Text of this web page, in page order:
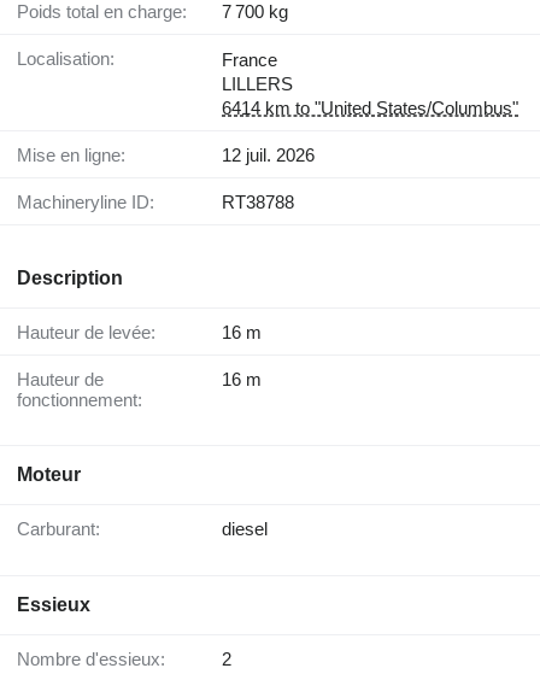
Poids total en charge: 7 700 kg
Localisation:
France
LILLERS
6414 km to "United States/Columbus"
Mise en ligne: 12 juil. 2026
Machineryline ID: RT38788
Description
Hauteur de levée: 16 m
Hauteur de
fonctionnement:
16 m
Moteur
Carburant: diesel
Essieux
Nombre d'essieux: 2